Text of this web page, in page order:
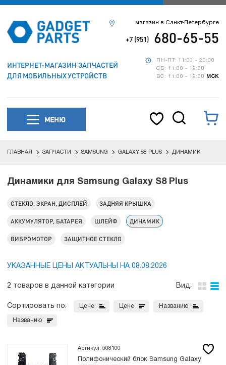
ИНТЕРНЕТ-МАГАЗИН ЗАПЧАСТЕЙ
ДЛЯ МОБИЛЬНЫХ УСТРОЙСТВ
ПН-ПТ: 11:00 - 20:00
СБ: 11:00 - 19:00
ВС: 11:00 - 19:00
МСК
магазин в Санкт-Петербурге
+7 (951) 680-65-55
МЕНЮ
ГЛАВНАЯ ЗАПЧАСТИ SAMSUNG GALAXY S8 PLUS ДИНАМИК
Динамики для Samsung Galaxy S8 Plus
СТЕКЛО, ЭКРАН, ДИСПЛЕЙ ЗАДНЯЯ КРЫШКА
АККУМУЛЯТОР, БАТАРЕЯ ШЛЕЙФ ДИНАМИК
ВИБРОМОТОР ЗАЩИТНОЕ СТЕКЛО
УКАЗАННЫЕ ЦЕНЫ АКТУАЛЬНЫ НА 08.08.2026
2 товаров в данной категории Вид:
Сортировать по: Цене Цене Названию
Названию
Артикул: 508100
Полифонический блок Samsung Galaxy